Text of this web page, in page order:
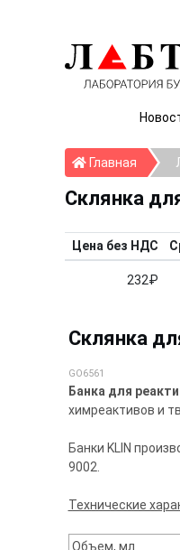
Главная
Склянка
Цена без НДС
232₽
Склянка
GO6561
Банка для
химреактивов и
Банки KLIN
9002.
Технические
Объем, мл